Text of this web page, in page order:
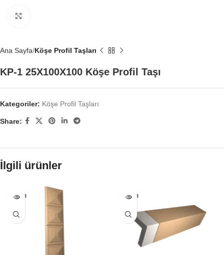
Ana Sayfa Köşe Profil Taşları
KP-1 25X100X100 Köşe Profil Taşı
Kategoriler: Köşe Profil Taşları
Share:
İlgili ürünler
SATILDI SATILDI